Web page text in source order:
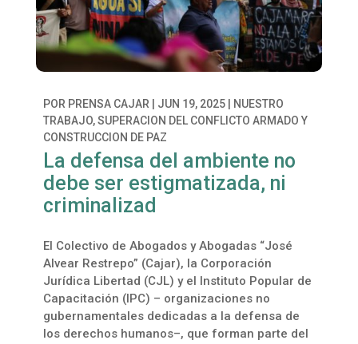
POR PRENSA CAJAR JUN 19, 2025|
NUESTRO
TRABAJO,SUPERACION DEL CONFLICTO ARMADO Y
CONSTRUCCION DE PAZ
La defensa del ambiente no
debe ser estigmatizada, ni
criminalizad
El Colectivo de Abogados y Abogadas “José
Alvear Restrepo” (Cajar), la Corporación
Jurídica Libertad (CJL) y el Instituto Popular de
Capacitación (IPC) – organizaciones no
gubernamentales dedicadas a la defensa de
los derechos humanos–, que forman parte del